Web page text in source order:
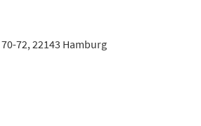
72, 22143 Hamburg